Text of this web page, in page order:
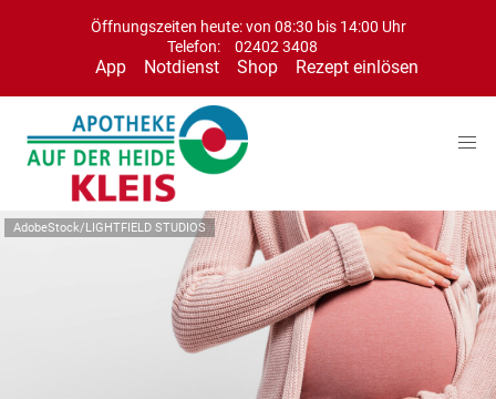
Öffnungszeiten heute: von 08:30 bis 14:00 Uhr
Telefon:
02402 3408
App Notdienst Shop Rezept einlösen
AdobeStock/LIGHTFIELD STUDIOS